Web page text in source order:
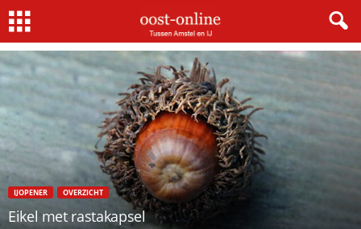
Home Eikel met rastakapsel
IJOPENER OVERZICHT
Eikel met rastakapsel